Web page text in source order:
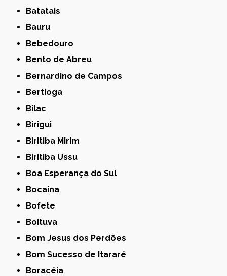
Batatais
Bauru
Bebedouro
Bento de Abreu
Bernardino de Campos
Bertioga
Bilac
Birigui
Biritiba Mirim
Biritiba Ussu
Boa Esperança do Sul
Bocaina
Bofete
Boituva
Bom Jesus dos Perdões
Bom Sucesso de Itararé
Boracéia